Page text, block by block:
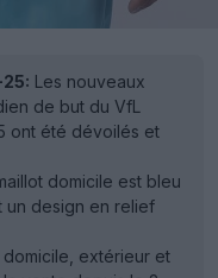
Les nouveaux
de but du VfL
ont été dévoilés et
domicile est bleu
un design en relief
domicile, extérieur et